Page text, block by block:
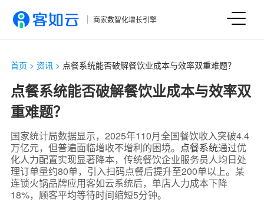
商家数智化增长引擎
首页 > 资讯> 点餐系统能否破解餐饮业成本与效率双重难题？
点餐系统能否破解餐饮业成本与效率双
重难题？
国家统计局数据显示，2025年110月全国餐饮收入突破4.4
万亿元，但普遍面临增收不增利的困境。 点餐系统通过优
化人力配置实现显著降本，传统餐饮企业服务员人均日处
理订单量约80单，引入扫码点餐后提升至200单以上。某
连锁火锅品牌应用客如云系统后，单店人力成本下降
18%，顾客平均等待时间缩短5分钟。